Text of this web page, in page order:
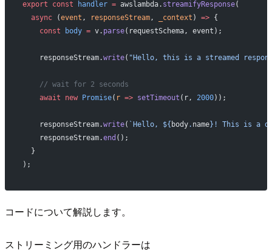
export const handler = awslambda. streamifyResponse(
  async
(event , responseStream, _context ) => {
    const
body = v. parse(requestSchema, event);
    responseStream.
write( "Hello, this is a streamed
    // wait for 2 seconds
    await
new Promise( r => setTimeout (r, 2000));
    responseStream.
write( `Hello, ${ body. name}! This is a
    responseStream.
end ();
  }
);
コードについて解説します。
ストリーミング用のハンドラーは